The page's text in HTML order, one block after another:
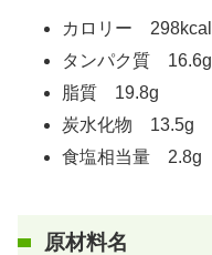
カロリー 298kcal
タンパク質 16.6g
脂質 19.8g
炭水化物 13.5g
食塩相当量 2.8g
原材料名